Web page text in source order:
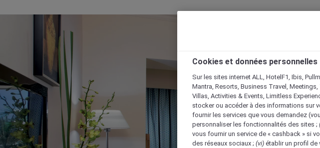
Cookies et données personnelles
Sur les sites internet ALL, HotelF1, Ibis,
Mantra, Resorts, Business Travel,
Villas, Activities & Events, Limitless
stocker ou accéder à des informations sur
fournir les services que vous demandez
personnaliser les fonctionnalités des sites ;
vous fournir un service de « cashback » si
des réseaux sociaux ; (vi) établir un profil de